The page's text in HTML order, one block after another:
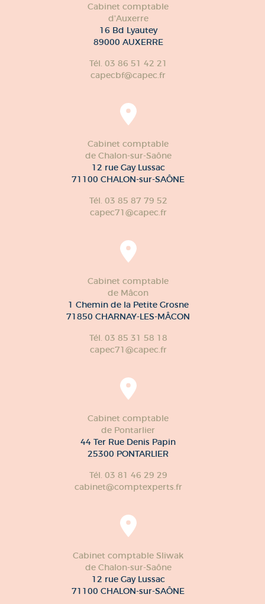
Cabinet comptable
d'Auxerre
16 Bd Lyautey
89000 AUXERRE
Tél. 03 86 51 42 21
capecbf@capec.fr
Cabinet comptable
de Chalon-sur-Saône
12 rue Gay Lussac
71100 CHALON-sur-SAÔNE
Tél. 03 85 87 79 52
capec71@capec.fr
Cabinet comptable
de Mâcon
1 Chemin de la Petite Grosne
71850 CHARNAY-LES-MÂCON
Tél. 03 85 31 58 18
capec71@capec.fr
Cabinet comptable
de Pontarlier
44 Ter Rue Denis Papin
25300 PONTARLIER
Tél. 03 81 46 29 29
cabinet@comptexperts.fr
Cabinet comptable Sliwak
de Chalon-sur-Saône
12 rue Gay Lussac
71100 CHALON-sur-SAÔNE